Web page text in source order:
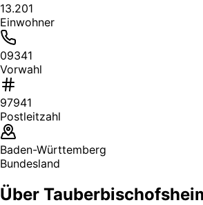
13.201
Einwohner
09341
Vorwahl
97941
Postleitzahl
Baden-Württemberg
Bundesland
Über